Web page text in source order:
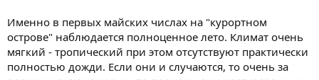
Именно в первых майских числах на "курортном
острове" наблюдается полноценное лето. Климат очень
мягкий - тропический при этом отсутствуют практически
полностью дожди. Если они и случаются, то очень за